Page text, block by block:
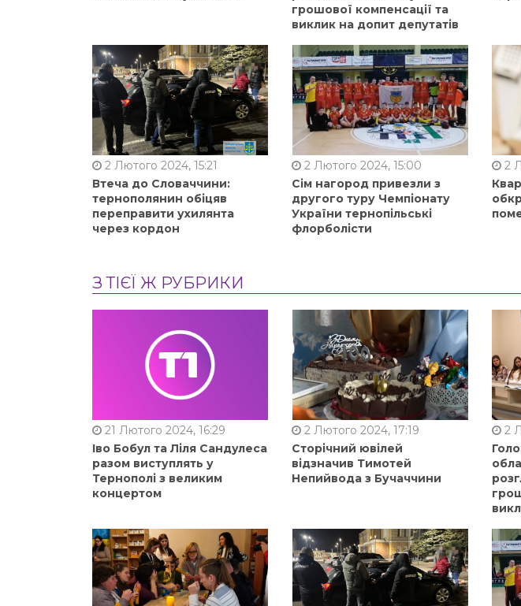
грошової компенсації та
виклик на допит депутатів
2 Лютого 2024, 15:21
Втеча до Словаччини:
тернополянин обіцяв
переправити ухилянта
через кордон
2 Лютого 2024, 15:00
Сім нагород привезли з
другого туру Чемпіонату
України тернопільські
флорболісти
2
З ТІЄЇ Ж РУБРИКИ
21 Лютого 2024, 16:29
Іво Бобул та Ліля Сандулеса
разом виступлять у
Тернополі з великим
концертом
2 Лютого 2024, 17:19
Сторічний ювілей
відзначив Тимотей
Непийвода з Бучаччини
2